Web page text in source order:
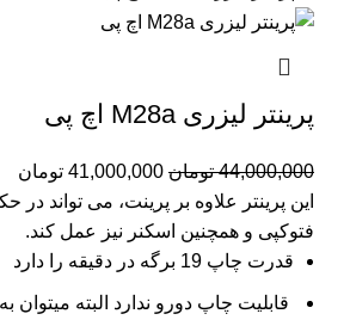
پرینتر لیزری M28a اچ پی
44,000,000 تومان 41,000,000 تومان
این پرینتر علاوه بر پرینت، می تواند در
فتوکپی و همچنین اسکنر نیز عمل کند.
قدرت چاپ 19 برگه در دقیقه را دارد
قابلیت چاپ دورو ندارد البته